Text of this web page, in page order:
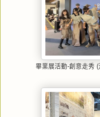
畢業展活動-創意走秀